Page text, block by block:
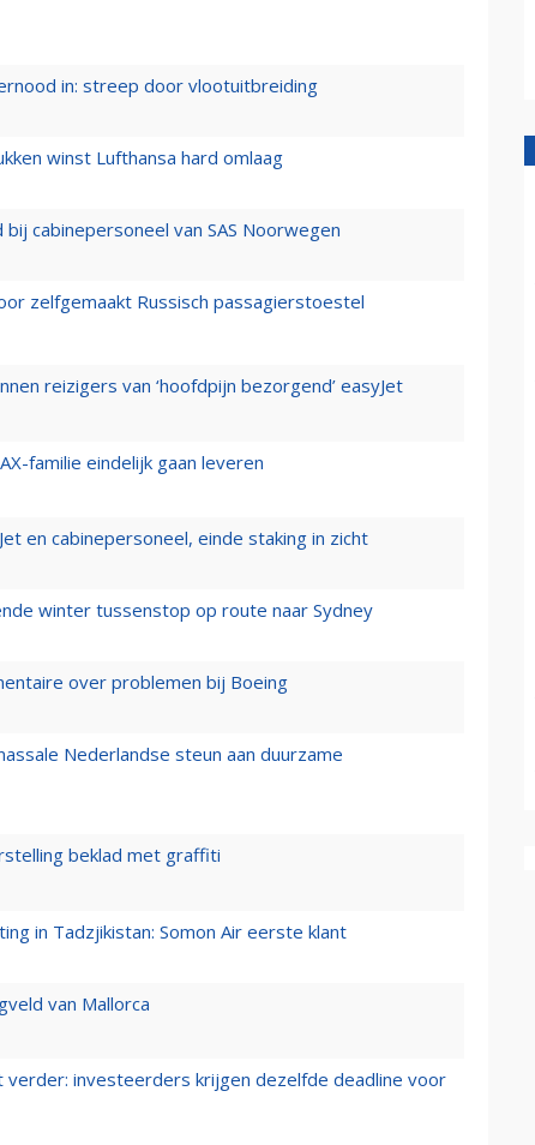
in: streep door vlootuitbreiding
winst Lufthansa hard omlaag
cabinepersoneel van SAS Noorwegen
zelfgemaakt Russisch passagierstoestel
reizigers van ‘hoofdpijn bezorgend’ easyJet
familie eindelijk gaan leveren
en cabinepersoneel, einde staking in zicht
winter tussenstop op route naar Sydney
over problemen bij Boeing
Nederlandse steun aan duurzame
beklad met graffiti
in Tadzjikistan: Somon Air eerste klant
van Mallorca
verder: investeerders krijgen dezelfde deadline voor